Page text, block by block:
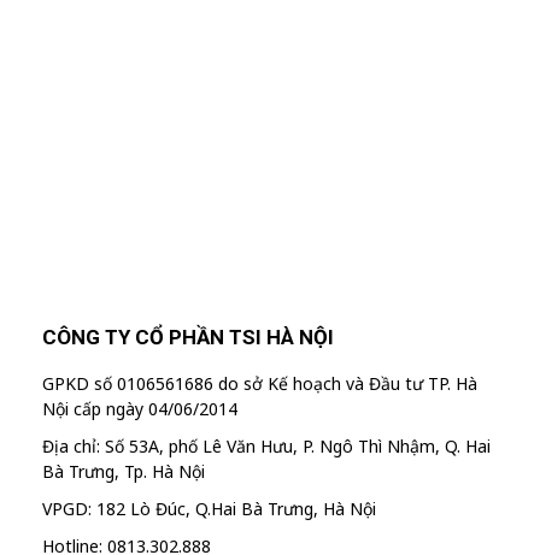
CÔNG TY CỔ PHẦN TSI HÀ NỘI
GPKD số 0106561686 do sở Kế hoạch và Đầu tư TP. Hà
Nội cấp ngày 04/06/2014
Địa chỉ: Số 53A, phố Lê Văn Hưu, P. Ngô Thì Nhậm, Q. Hai
Bà Trưng, Tp. Hà Nội
VPGD: 182 Lò Đúc, Q.Hai Bà Trưng, Hà Nội
Hotline: 0813.302.888